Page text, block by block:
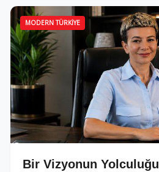
MODERN TÜRKIYE
Bir Vizyonun Yolculuğu